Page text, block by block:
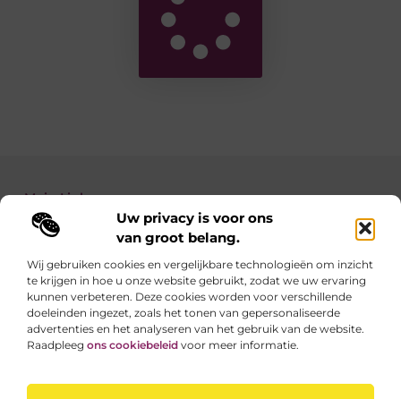
Uw privacy is voor ons
van groot belang.
Wij gebruiken cookies en vergelijkbare technologieën om inzicht
te krijgen in hoe u onze website gebruikt, zodat we uw ervaring
kunnen verbeteren. Deze cookies worden voor verschillende
doeleinden ingezet, zoals het tonen van gepersonaliseerde
advertenties en het analyseren van het gebruik van de website.
Raadpleeg ons cookiebeleid voor meer informatie.
Main Links
Linkzoekertjes.be brengt je elke dag iets nieuws
Inspirerende blogs en waardevolle tips voor een
slimmer en leuker internetgebruik.